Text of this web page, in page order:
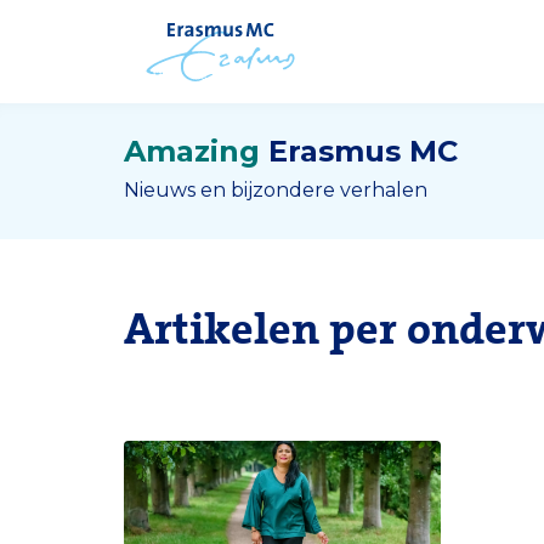
Amazing Erasmus MC
Nieuws en bijzondere verhalen
Artikelen per